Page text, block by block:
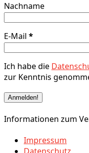
Nachname
E-Mail *
Ich habe die
zur Kenntnis
Informationen zum
Impressum